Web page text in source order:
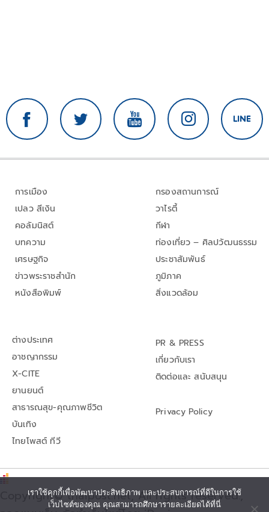
การเมือง
เปลว สีเงิน
คอลัมนิสต์
บทความ
เศรษฐกิจ
ข่าวพระราชสำนัก
หนังสือพิมพ์
กรองสถานการณ์
วาไรตี้
กีฬา
ท่องเที่ยว – ศิลปวัฒนธรรม
ประชาสัมพันธ์
ภูมิภาค
สิ่งแวดล้อม
ต่างประเทศ
อาชญากรรม
X-CITE
ยานยนต์
สาธารณสุข-คุณภาพชีวิต
บันเทิง
ไทยโพสต์ ทีวี
PR & PRESS
เกี่ยวกับเรา
ติดต่อและ สนับสนุน
Privacy Policy
Copyright© thaipost.net, All rights reserved.,
เราใช้คุกกี้เพื่อพัฒนาประสิทธิภาพ และประสบการณ์ที่ดีในการใช้
เว็บไซต์ของคุณ คุณสามารถศึกษารายละเอียดได้ที่นี่